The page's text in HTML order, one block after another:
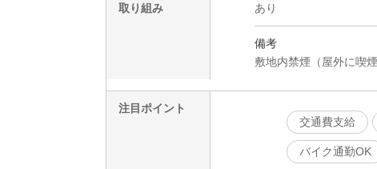
取り組み
あり
備考
敷地内禁煙（屋外に喫煙
注目ポイント
交通費支給
バイク通勤OK